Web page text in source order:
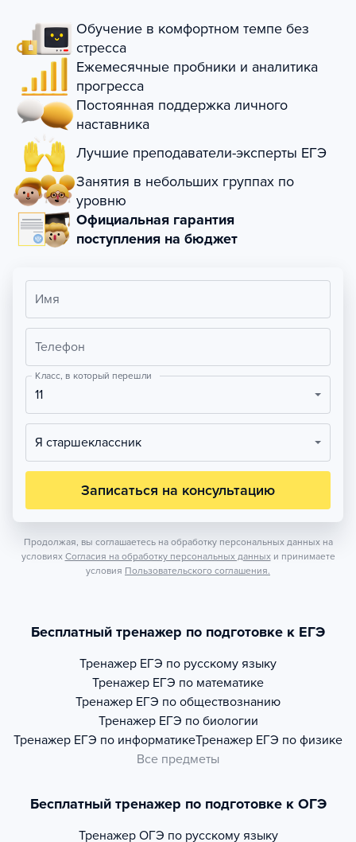
Обучение в комфортном темпе без
стресса
Ежемесячные пробники и аналитика
прогресса
Постоянная поддержка личного
наставника
Лучшие преподаватели-эксперты ЕГЭ
Занятия в небольших группах по
уровню
Официальная гарантия
поступления на бюджет
Имя
Телефон
Класс, в который перешли
11
Я старшеклассник
Записаться на консультацию
Продолжая, вы соглашаетесь на обработку персональных данных на
условиях Согласия на обработку персональных данных и принимаете
условия Пользовательского соглашения.
Бесплатный тренажер по подготовке к ЕГЭ
Тренажер ЕГЭ по русскому языку
Тренажер ЕГЭ по математике
Тренажер ЕГЭ по обществознанию
Тренажер ЕГЭ по биологии
Тренажер ЕГЭ по информатикеТренажер ЕГЭ по физике
Все предметы
Бесплатный тренажер по подготовке к ОГЭ
Тренажер ОГЭ по русскому языку